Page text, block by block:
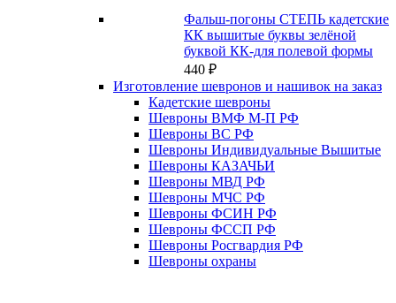
Фальш-погоны СТЕПЬ кадетские
КК вышитые буквы зелёной
буквой КК-для полевой формы
440 ₽
Изготовление шевронов и нашивок на заказ
Кадетские шевроны
Шевроны ВМФ М-П РФ
Шевроны ВС РФ
Шевроны Индивидуальные Вышитые
Шевроны КАЗАЧЬИ
Шевроны МВД РФ
Шевроны МЧС РФ
Шевроны ФСИН РФ
Шевроны ФССП РФ
Шевроны Росгвардия РФ
Шевроны охраны